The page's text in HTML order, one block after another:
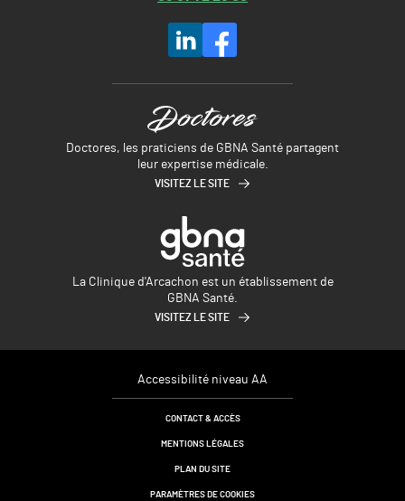
Doctores, les praticiens de GBNA Santé partagent
leur expertise médicale.
VISITEZ LE SITE
La Clinique d'Arcachon est un établissement de
GBNA Santé.
VISITEZ LE SITE
Accessibilité niveau AA
CONTACT & ACCÈS
MENTIONS LÉGALES
PLAN DU SITE
PARAMÈTRES DE COOKIES